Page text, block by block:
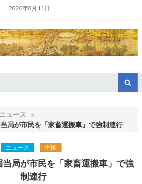
2026年8月11日
ニュース >
局が市民を「家畜運搬車」で強制連行
ニュース 中国
局が市民を「家畜運搬車」で強
制連行